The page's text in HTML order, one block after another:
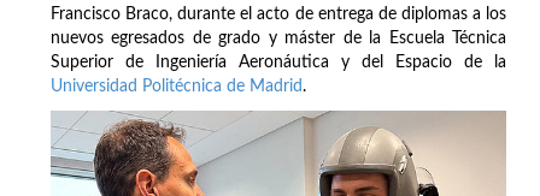
Francisco Braco, durante el acto de entrega de diplomas a los
nuevos egresados de grado y máster de la Escuela Técnica
Superior de Ingeniería Aeronáutica y del Espacio de la
Universidad Politécnica de Madrid .